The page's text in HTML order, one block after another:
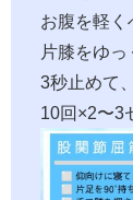
お腹を軽く
片膝をゆっ
3秒止めて
10回×2〜3